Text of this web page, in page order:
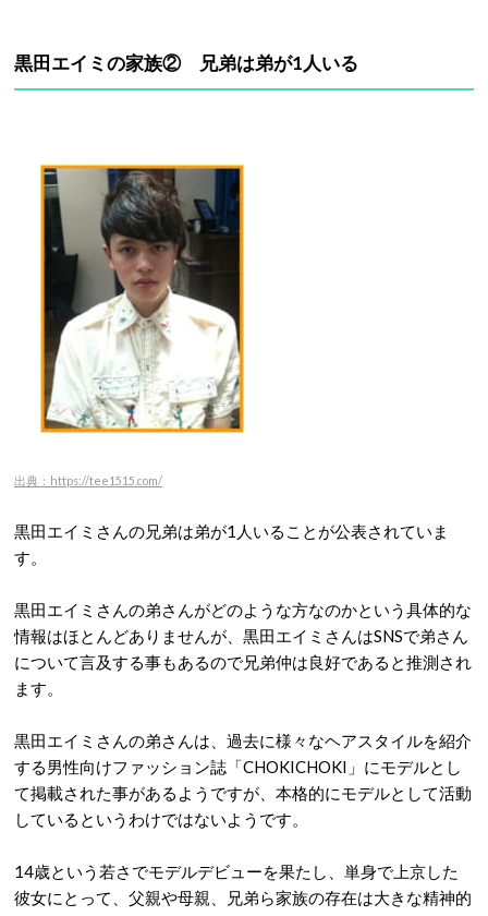
黒田エイミの家族② 兄弟は弟が1人いる
出典：https://tee1515.com/
黒田エイミさんの兄弟は弟が1人いることが公表されていま
す。
黒田エイミさんの弟さんがどのような方なのかという具体的な
情報はほとんどありませんが、黒田エイミさんはSNSで弟さん
について言及する事もあるので兄弟仲は良好であると推測され
ます。
黒田エイミさんの弟さんは、過去に様々なヘアスタイルを紹介
する男性向けファッション誌「CHOKICHOKI」にモデルとし
て掲載された事があるようですが、本格的にモデルとして活動
しているというわけではないようです。
14歳という若さでモデルデビューを果たし、単身で上京した
彼女にとって、父親や母親、兄弟ら家族の存在は大きな精神的